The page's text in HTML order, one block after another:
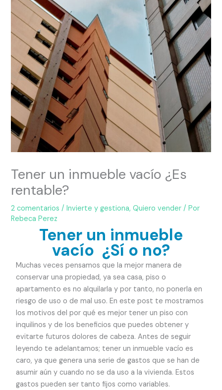
Tener un inmueble vacío ¿Es
rentable?
2 comentarios /Invierte y gestiona,Quiero vender / Por
Rebeca Perez
Tener un inmueble
vacío ¿Sí o no?
Muchas veces pensamos que la mejor manera de
conservar una propiedad, ya sea casa, piso o
apartamento es no alquilarla y por tanto, no ponerla en
riesgo de uso o de mal uso. En este post te mostramos
los motivos del por qué es mejor tener un piso con
inquilinos y de los beneficios que puedes obtener y
evitarte futuros dolores de cabeza. Antes de seguir
leyendo te adelantamos; tener un inmueble vacío es
caro, ya que genera una serie de gastos que se han de
asumir aún y cuando no se da uso a la vivienda. Estos
gastos pueden ser tanto fijos como variables.